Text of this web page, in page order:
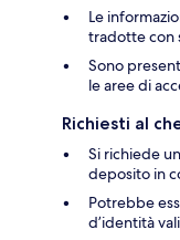
Le
tradotte con
Sono
le aree di
Richiesti al
Si richiede
deposito in
Potrebbe
d’identità